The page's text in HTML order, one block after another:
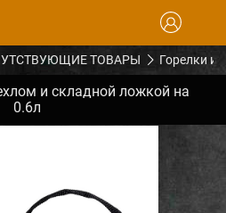
ТОВАРЫ Горелки и
и складной ложкой на
0.6л